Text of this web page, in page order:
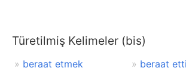
Türetilmiş Kelimeler (bis)
beraat etmek
beraat